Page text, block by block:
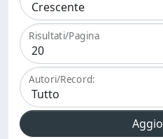
Risultati/Pagina
Autori/Record: